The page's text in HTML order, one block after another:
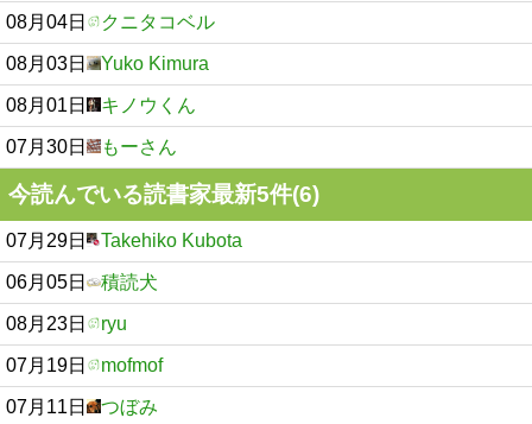
08月04日 クニタコベル
08月03日 Yuko Kimura
08月01日 キノウくん
07月30日 もーさん
今読んでいる読書家最新5件(6)
07月29日 Takehiko Kubota
06月05日 積読犬
08月23日 ryu
07月19日 mofmof
07月11日 つぼみ